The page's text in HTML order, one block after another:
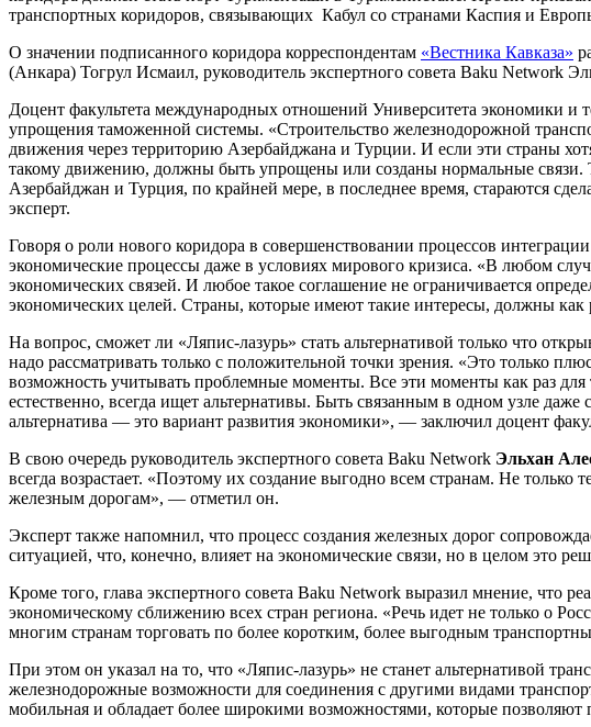
транспортных коридоров, связывающих Кабул со странами Каспия и
О значении подписанного коридора корреспондентам «Вестника Кавказа»
(Анкара) Тогрул Исмаил, руководитель экспертного совета Baku Network
Доцент факультета международных отношений Университета экономики и
упрощения таможенной системы. «Строительство железнодорожной
движения через территорию Азербайджана и Турции. И если эти страны
такому движению, должны быть упрощены или созданы нормальные связи.
Азербайджан и Турция, по крайней мере, в последнее время, стараются
эксперт.
Говоря о роли нового коридора в совершенствовании процессов
экономические процессы даже в условиях мирового кризиса. «В любом
экономических связей. И любое такое соглашение не ограничивается
экономических целей. Страны, которые имеют такие интересы, должны
На вопрос, сможет ли «Ляпис-лазурь» стать альтернативой только что
надо рассматривать только с положительной точки зрения. «Это только
возможность учитывать проблемные моменты. Все эти моменты как раз
естественно, всегда ищет альтернативы. Быть связанным в одном узле
альтернатива — это вариант развития экономики», — заключил доцент
В свою очередь руководитель экспертного совета Baku Network Эльхан
всегда возрастает. «Поэтому их создание выгодно всем странам. Не
железным дорогам», — отметил он.
Эксперт также напомнил, что процесс создания железных дорог
ситуацией, что, конечно, влияет на экономические связи, но в целом это
Кроме того, глава экспертного совета Baku Network выразил мнение, что
экономическому сближению всех стран региона. «Речь идет не только о
многим странам торговать по более коротким, более выгодным
При этом он указал на то, что «Ляпис-лазурь» не станет альтернативой
железнодорожные возможности для соединения с другими видами
мобильная и обладает более широкими возможностями, которые